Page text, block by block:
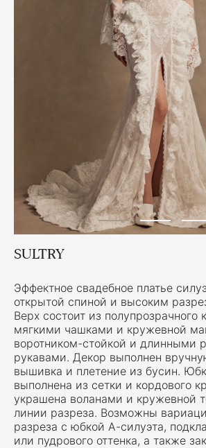
SULTRY
Эффектное свадебное платье
открытой спиной и высоким
Верх состоит из полупрозрачного
мягкими чашками и кружевной
воротником-стойкой и длинными
рукавами. Декор выполнен
вышивка и плетение из бусин.
выполнена из сетки и кордового
украшена воланами и кружевной
линии разреза. Возможны
разреза с юбкой А-силуэта,
или пудрового оттенка, а также